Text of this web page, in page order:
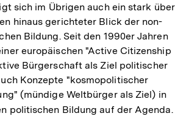
sich im Übrigen auch ein stark über
hinaus gerichteter Blick der non-
Bildung. Seit den 1990er Jahren
europäischen "Active Citizenship
Bürgerschaft als Ziel politischer
Konzepte "kosmopolitischer
(mündige Weltbürger als Ziel) in
politischen Bildung auf der Agenda.